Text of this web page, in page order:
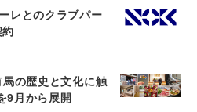
レとのクラブパー
約
の歴史と文化に触
9月から展開